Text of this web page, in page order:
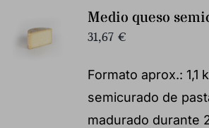
Medio queso
31,67 €
Formato aprox.: 1,1
semicurado de
madurado durante